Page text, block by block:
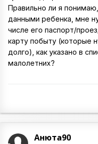
Правильно ли я
данными ребенка, мне
числе его паспорт/
карту побыту (которые
долго), как указано в
малолетних?
Анюта90